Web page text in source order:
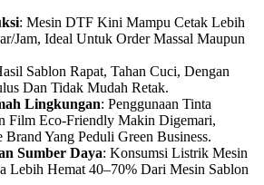
: Mesin DTF Kini Mampu Cetak Lebih
jam, Ideal Untuk Order Massal Maupun
Sablon Rapat, Tahan Cuci, Dengan
Dan Tidak Mudah Retak.
Lingkungan: Penggunaan Tinta
Film Eco-Friendly Makin Digemari,
Brand Yang Peduli Green Business.
Sumber Daya: Konsumsi Listrik Mesin
Lebih Hemat 40–70% Dari Mesin Sablon